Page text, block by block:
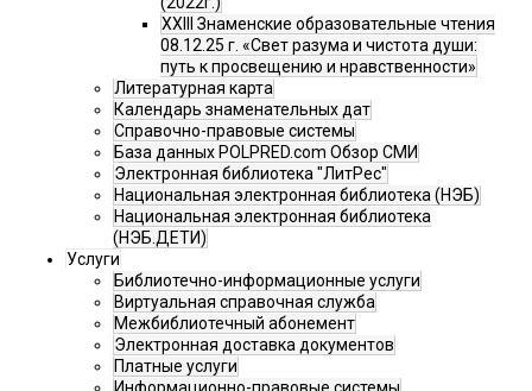
XXIII Знаменские образовательные чтения
08.12.25 г. «Свет разума и чистота души:
путь к просвещению и нравственности»
Литературная карта
Календарь знаменательных дат
Справочно-правовые системы
База данных POLPRED.com Обзор СМИ
Электронная библиотека "ЛитРес"
Национальная электронная библиотека (НЭБ)
Национальная электронная библиотека
(НЭБ.ДЕТИ)
Услуги
Библиотечно-информационные услуги
Виртуальная справочная служба
Межбиблиотечный абонемент
Электронная доставка документов
Платные услуги